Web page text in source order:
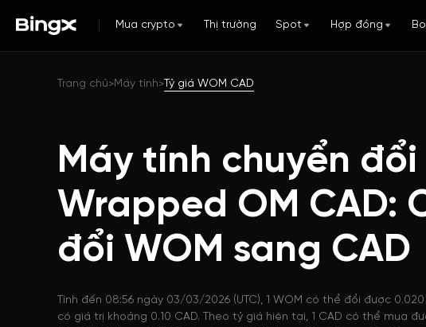
Mua crypto Thị trường Spot Hợp đồng
Trang chủ>Máy tính> Tỷ giá WOM CAD
Máy tính chuyển đổi
Wrapped OM CAD:
đổi WOM sang CAD
Tính đến 08:56 ngày 03/03/2026 (UTC), 1 WOM có thể đổi được 0.020
có giá trị khoảng 0.10 CAD. Theo tỷ giá hiện tại, 1 CAD có thể mua